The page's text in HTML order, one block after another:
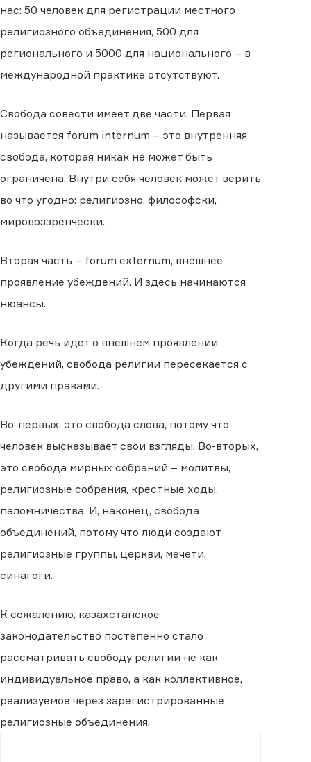
нас: 50 человек для регистрации местного
религиозного объединения, 500 для
регионального и 5000 для национального – в
международной практике отсутствуют.
Свобода совести имеет две части. Первая
называется forum internum – это внутренняя
свобода, которая никак не может быть
ограничена. Внутри себя человек может верить
во что угодно: религиозно, философски,
мировоззренчески.
Вторая часть – forum externum, внешнее
проявление убеждений. И здесь начинаются
нюансы.
Когда речь идет о внешнем проявлении
убеждений, свобода религии пересекается с
другими правами.
Во-первых, это свобода слова, потому что
человек высказывает свои взгляды. Во-вторых,
это свобода мирных собраний – молитвы,
религиозные собрания, крестные ходы,
паломничества. И, наконец, свобода
объединений, потому что люди создают
религиозные группы, церкви, мечети,
синагоги.
К сожалению, казахстанское
законодательство постепенно стало
рассматривать свободу религии не как
индивидуальное право, а как коллективное,
реализуемое через зарегистрированные
религиозные объединения.